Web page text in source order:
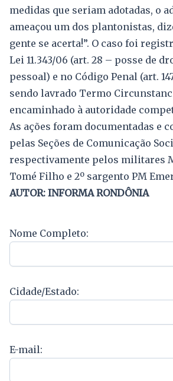
medidas que seriam adotadas, o
ameaçou um dos plantonistas,
gente se acerta!”. O caso foi
Lei 11.343/06 (art. 28 – posse de
pessoal) e no Código Penal (art.
sendo lavrado Termo
encaminhado à autoridade
As ações foram documentadas e
pelas Seções de Comunicação
respectivamente pelos militares
Tomé Filho e 2º sargento PM
AUTOR: INFORMA RONDÔNIA
Nome Completo:
Cidade/Estado:
E-mail: